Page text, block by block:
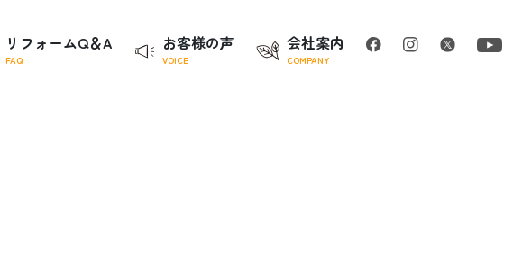
リフォームQ＆A
FAQ
お客様の声
VOICE
会社案内
COMPANY